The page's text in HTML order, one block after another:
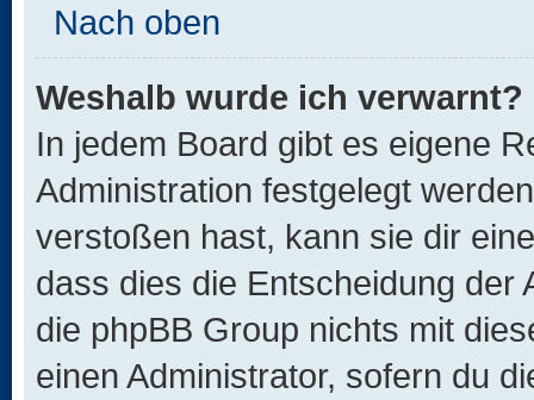
Nach oben
Weshalb wurde ich verwarnt?
In jedem Board gibt es eigene
Administration festgelegt
verstoßen hast, kann sie dir
dass dies die Entscheidung der
die phpBB Group nichts mit
einen Administrator, sofern du